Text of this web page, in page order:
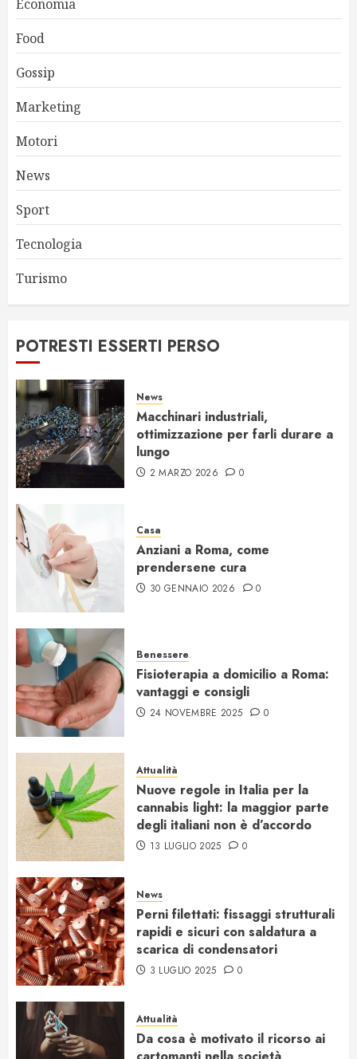
Economia
Food
Gossip
Marketing
Motori
News
Sport
Tecnologia
Turismo
POTRESTI ESSERTI PERSO
News
Macchinari industriali,
ottimizzazione per farli durare a
lungo
2 MARZO 2026 0
Casa
Anziani a Roma, come
prendersene cura
30 GENNAIO 2026 0
Benessere
Fisioterapia a domicilio a Roma:
vantaggi e consigli
24 NOVEMBRE 2025 0
Attualità
Nuove regole in Italia per la
cannabis light: la maggior parte
degli italiani non è d’accordo
13 LUGLIO 2025 0
News
Perni filettati: fissaggi strutturali
rapidi e sicuri con saldatura a
scarica di condensatori
3 LUGLIO 2025 0
Attualità
Da cosa è motivato il ricorso ai